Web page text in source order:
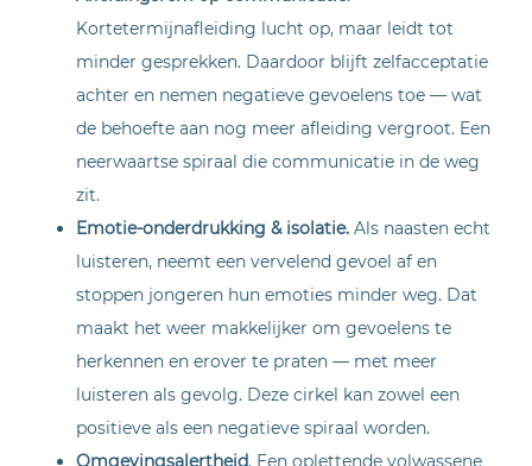
Kortetermijnafleiding lucht op, maar leidt tot
minder gesprekken. Daardoor blijft zelfacceptatie
achter en nemen negatieve gevoelens toe — wat
de behoefte aan nog meer afleiding vergroot. Een
neerwaartse spiraal die communicatie in de weg
zit.
Emotie-onderdrukking & isolatie. Als naasten echt
luisteren, neemt een vervelend gevoel af en
stoppen jongeren hun emoties minder weg. Dat
maakt het weer makkelijker om gevoelens te
herkennen en erover te praten — met meer
luisteren als gevolg. Deze cirkel kan zowel een
positieve als een negatieve spiraal worden.
Omgevingsalertheid. Een oplettende volwassene